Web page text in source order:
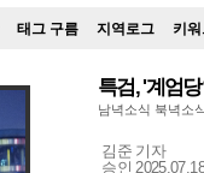
태그 구름 지역로그 키
특검, '계엄
남녁소식 북녁소
기
자
김준 기자
승인